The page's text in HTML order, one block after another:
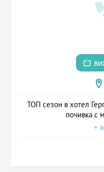
ТОП сезон в хотел
почивка с
+